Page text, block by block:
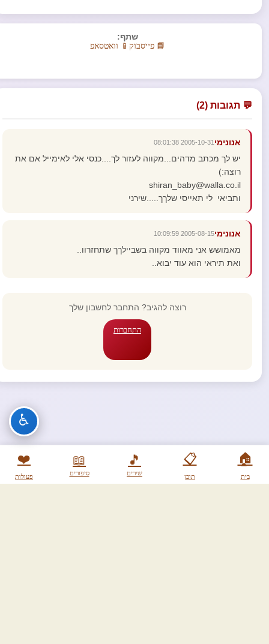
🏠
בית
📋
תוכן
🎵
שירים
📖
סיפורים
❤️
פעולות
שתף:
📘 פייסבוק 📱 וואטסאפ
💬 תגובות (2)
אנונימי 2005-10-31 08:01:38
יש לך מכתב מדהים...מקווה לעזור לך....כנסי אלי לאימייל אם את
רוצה:)
shiran_baby@walla.co.il
ותביאי לי תאייסי שלךך.....שירני
אנונימי2005-08-15 10:09:59
מאמושש אני מאווד מקווה בשביילךך שתחזרוו..
ואת תיראי הוא עוד יבוא..
רוצה להגיב? התחבר לחשבון שלך
התחברות
♿